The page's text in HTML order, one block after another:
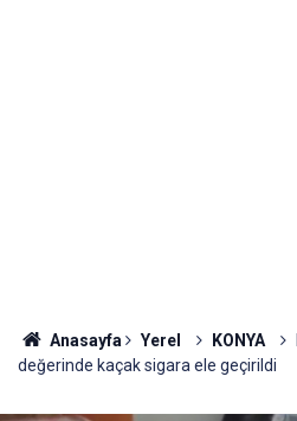
Anasayfa Yerel KONYA
değerinde kaçak sigara ele geçirildi